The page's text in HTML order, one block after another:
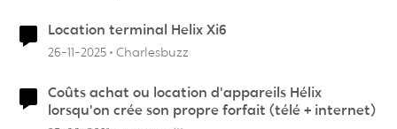
Location terminal Helix Xi6
26-11-2025 Charlesbuzz
Coûts achat ou location d'appareils Hélix
lorsqu'on crée son propre forfait (télé + internet)